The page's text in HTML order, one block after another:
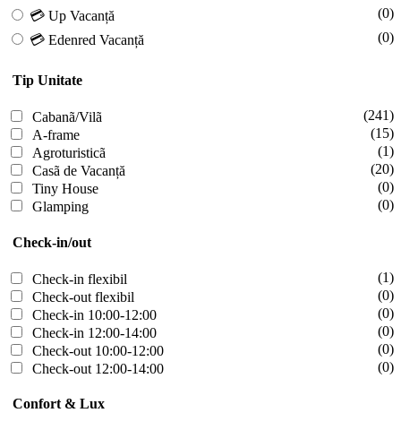
💳 Up Vacanță
(0)
💳 Edenred Vacanță
(0)
Tip Unitate
Cabanã/Vilã
(241)
A-frame
(15)
Agroturisticã
(1)
Casã de Vacanță
(20)
Tiny House
(0)
Glamping
(0)
Check-in/out
Check-in flexibil
(1)
Check-out flexibil
(0)
Check-in 10:00-12:00
(0)
Check-in 12:00-14:00
(0)
Check-out 10:00-12:00
(0)
Check-out 12:00-14:00
(0)
Confort & Lux